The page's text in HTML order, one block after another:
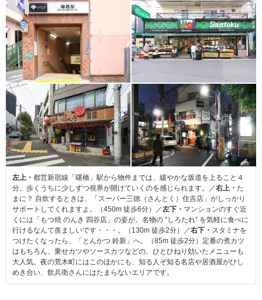
左上・ 都営新宿線「曙橋」駅から物件までは、緩やかな坂道を上ること４
分。歩くうちに少しずつ視界が開けていくのを感じられます。／右上・ た
まに？ 自炊するときは、「スーパー三徳（さんとく）住吉店」がしっかり
サポートしてくれますよ。（450m 徒歩6分）／左下・ マンションのすぐ近
くには「もつ焼 のんき 四谷店」の姿が。名物の “しろたれ” を気軽に食べに
行けるなんて羨ましいです・・・。（130m 徒歩2分）／右下・ スタミナを
つけたくなったら、「とんかつ 鈴新」へ。（85m 徒歩2分）定番の煮カツ
はもちろん、乗せカツやソースカツなどの、ひとひねり効いたメニューも
大人気。夜の荒木町にはこのほかにも、知る人ぞ知る名店や居酒屋がひし
めき合い、飲兵衛さんにはたまらないエリアです。